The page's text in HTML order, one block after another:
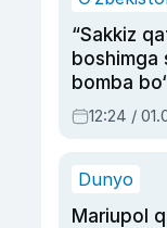
“Sakkiz
boshimga
bomba
Oripovni
12:24 /
Dunyo
Mariupol